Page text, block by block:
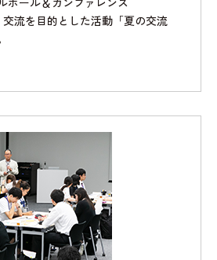
ホール＆カンファレンス
流を目的とした活動「夏の交流